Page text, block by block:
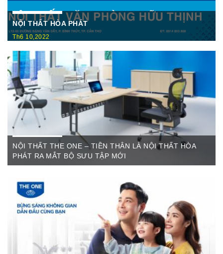
NỘI THẤT HÒA PHÁT
Th6 10,2022
Nội Thất Hòa Phátt Cần Thơ Là nơi trưng bày và cung cấp
các sản phẩm như: Bàn văn phòng, ghế xoay văn phòng, tủ hồ
sơ, két sắt,…Của cty CP Nội Thất Hòa Phát( Nội thất The
One) có địa ...
NỘI THẤT THE ONE – TIỀN THÂN LÀ NỘI THẤT HÒA
PHÁT RA MẮT BỘ SƯU TẬP MỚI
The One Cần Thơ Thông báo về việc thay đổi thương hiệu Nội
Thất Hòa Phát Ngày ...